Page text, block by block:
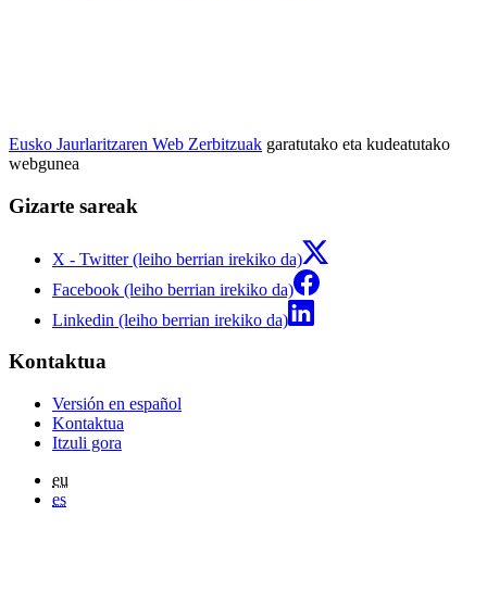
Eusko Jaurlaritzaren Web Zerbitzuak garatutako eta kudeatutako
webgunea
Gizarte sareak
X - Twitter (leiho berrian irekiko da)
Facebook (leiho berrian irekiko da)
Linkedin (leiho berrian irekiko da)
Kontaktua
Versión en español
Kontaktua
Itzuli gora
eu
es